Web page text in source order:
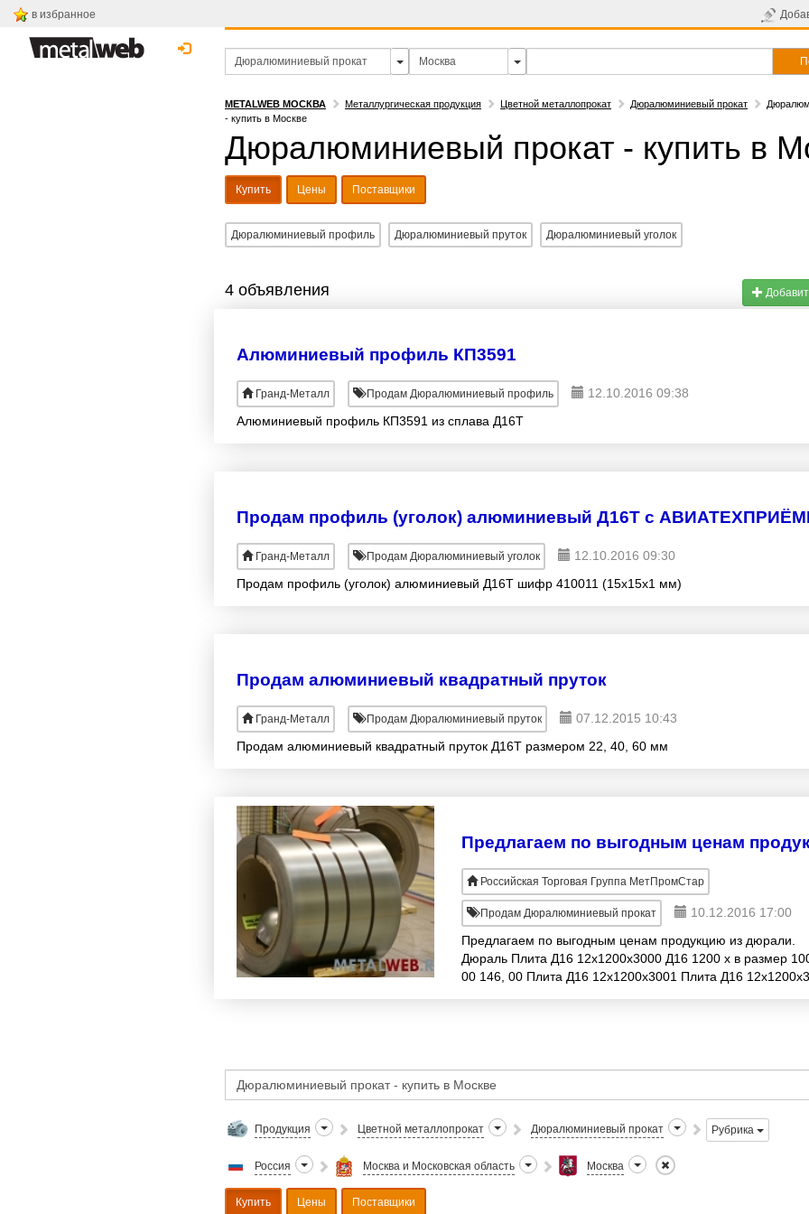
в избранное
METALWEB МОСКВА Металлургическая продукция Цветной металлопрокат Дюралюминиевый прокат
- купить в Москве
Дюралюминиевый прокат - купить в
Купить Цены Поставщики
Дюралюминиевый профиль Дюралюминиевый пруток Дюралюминиевый уголок
4 объявления
Алюминиевый профиль КП3591
Гранд-Металл Продам Дюралюминиевый профиль
12.10.2016 09:38
Алюминиевый профиль КП3591 из сплава Д16Т
Продам профиль (уголок) алюминиевый Д16Т с
Гранд-Металл Продам Дюралюминиевый уголок
12.10.2016 09:30
Продам профиль (уголок) алюминиевый Д16Т шифр 410011 (15х15х1 мм)
Продам алюминиевый квадратный пруток
Гранд-Металл Продам Дюралюминиевый пруток
07.12.2015 10:43
Продам алюминиевый квадратный пруток Д16Т размером 22, 40, 60 мм
Российская Торговая Группа МетПромСтар
Продам Дюралюминиевый прокат
10.12.2016 17:00
Предлагаем по выгодным ценам продукцию из дюрали.
Дюраль Плита Д16 12х1200х3000 Д16 1200 х в размер
00 146, 00 Плита Д16 12х1200х3001 Плита Д16
Продукция Цветной металлопрокат Дюралюминиевый прокат Рубрика
Россия Москва и Московская область Москва
Купить Цены Поставщики